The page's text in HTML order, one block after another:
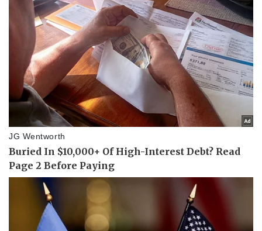
Pháp luật
Tin nóng
Tư vấn luật
Quân sự - Quốc phòng
Vũ khí
Việt Nam
Phân tích